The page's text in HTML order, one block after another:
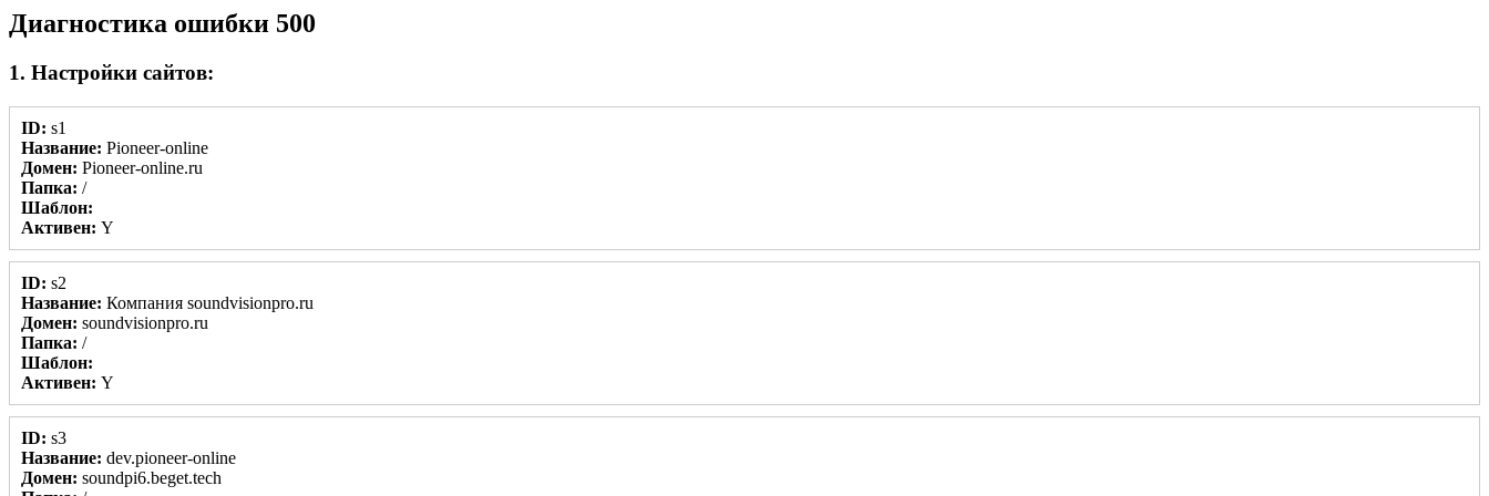
Диагностика ошибки 500
1. Настройки сайтов:
ID: s1
Название: Pioneer-online
Домен: Pioneer-online.ru
Папка: /
Шаблон:
Активен: Y
ID: s2
Название: Компания soundvisionpro.ru
Домен: soundvisionpro.ru
Папка: /
Шаблон:
Активен: Y
ID: s3
Название: dev.pioneer-online
Домен: soundpi6.beget.tech